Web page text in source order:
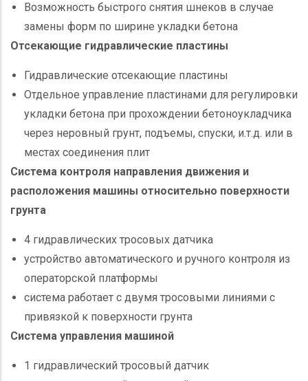
Возможность быстрого снятия шнеков в случае
замены форм по ширине укладки бетона
Отсекающие гидравлические пластины
Гидравлические отсекающие пластины
Отдельное управление пластинами для регулировки
укладки бетона при прохождении бетоноукладчика
через неровный грунт, подъемы, спуски, и.т.д. или в
местах соединения плит
Система контроля направления движения и
расположения машины относительно поверхности
грунта
4 гидравлических тросовых датчика
устройство автоматического и ручного контроля из
операторской платформы
система работает с двумя тросовыми линиями с
привязкой к поверхности грунта
Система управления машиной
1 гидравлический тросовый датчик